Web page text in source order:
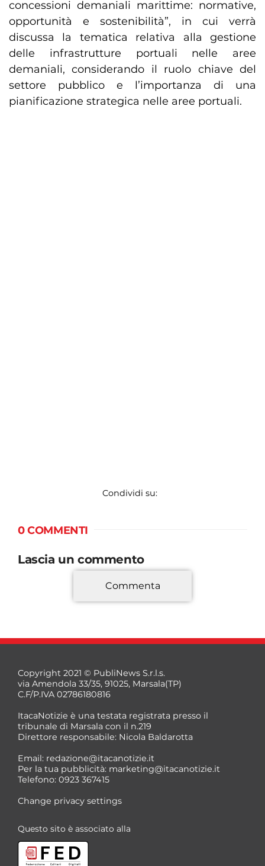
concessioni demaniali marittime: normative,
opportunità e sostenibilità”, in cui verrà
discussa la tematica relativa alla gestione
delle infrastrutture portuali nelle aree
demaniali, considerando il ruolo chiave del
settore pubblico e l’importanza di una
pianificazione strategica nelle aree portuali.
Condividi su:
0 COMMENTI
Lascia un commento
*
*
Commenta
Copyright 2021 © PubliNews S.r.l.s.
via Amendola 33/35, 91025, Marsala(TP)
C.F/P.IVA 02786180816
ItacaNotizie è una testata registrata presso il
tribunale di Marsala con il n.219
Direttore responsabile: Nicola Baldarotta
Email: redazione@itacanotizie.it
Per la tua pubblicità: marketing@itacanotizie.it
Telefono: 0923 367415
Change privacy settings
Questo sito è associato alla